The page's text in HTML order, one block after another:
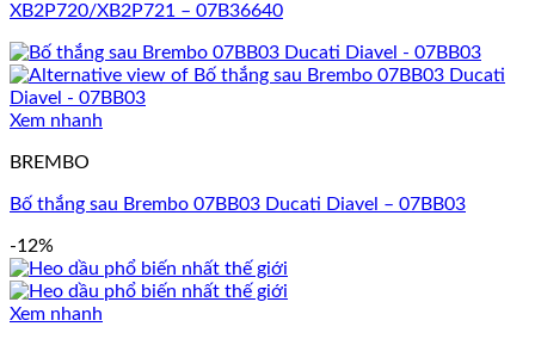
XB2P720/XB2P721 – 07B36640
Xem nhanh
BREMBO
Bố thắng sau Brembo 07BB03 Ducati Diavel – 07BB03
-12%
Xem nhanh